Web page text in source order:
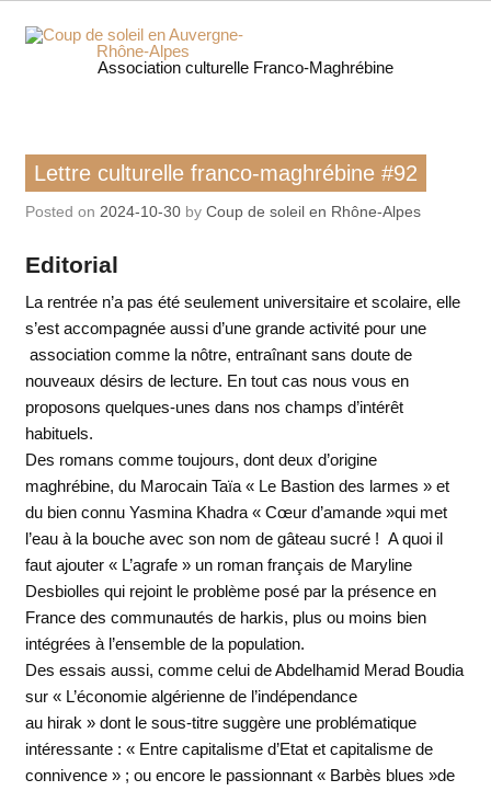
Skip
content
Coup
Association culturelle Franco-Maghrébine
Lettre culturelle franco-maghrébine
Lettre culturelle franco-maghrébine #92
Posted on 2024-10-30by Coup de soleil en Rhône-Alpes
Editorial
La rentrée n’a pas été seulement universitaire et scolaire, elle
s’est accompagnée aussi d’une grande activité pour une
association comme la nôtre, entraînant sans doute de
nouveaux désirs de lecture. En tout cas nous vous en
proposons quelques-unes dans nos champs d’intérêt
habituels.
Des romans comme toujours, dont deux d’origine
maghrébine, du Marocain Taïa « Le Bastion des larmes » et
du bien connu Yasmina Khadra « Cœur d’amande »qui met
l’eau à la bouche avec son nom de gâteau sucré ! A quoi il
faut ajouter « L’agrafe » un roman français de Maryline
Desbiolles qui rejoint le problème posé par la présence en
France des communautés de harkis, plus ou moins bien
intégrées à l’ensemble de la population.
Des essais aussi, comme celui de Abdelhamid Merad Boudia
sur « L’économie algérienne de l’indépendance
au hirak » dont le sous-titre suggère une problématique
intéressante : « Entre capitalisme d’Etat et capitalisme de
connivence » ; ou encore le passionnant « Barbès blues »de